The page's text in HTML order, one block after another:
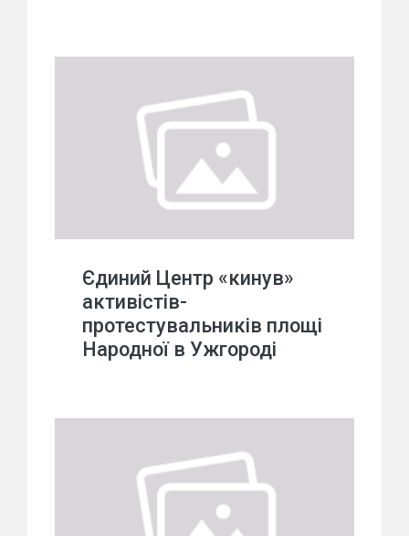
Єдиний Центр «кинув»
активістів-
протестувальників площі
Народної в Ужгороді